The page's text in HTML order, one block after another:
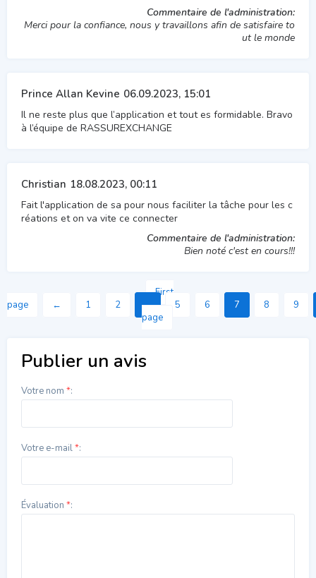
Commentaire de l'administration:
Merci pour la confiance, nous y travaillons afin de satisfaire to
ut le monde
Prince Allan Kevine 06.09.2023, 15:01
Il ne reste plus que l’application et tout es formidable. Bravo
à l’équipe de RASSUREXCHANGE
Christian 18.08.2023, 00:11
Fait l'application de sa pour nous faciliter la tâche pour les c
réations et on va vite ce connecter
Commentaire de l'administration:
Bien noté c'est en cours!!!
First
page
← 1 2 ... 5 6 7 8
9
page
Publier un avis
Votre nom *:
Votre e-mail*:
Évaluation *: